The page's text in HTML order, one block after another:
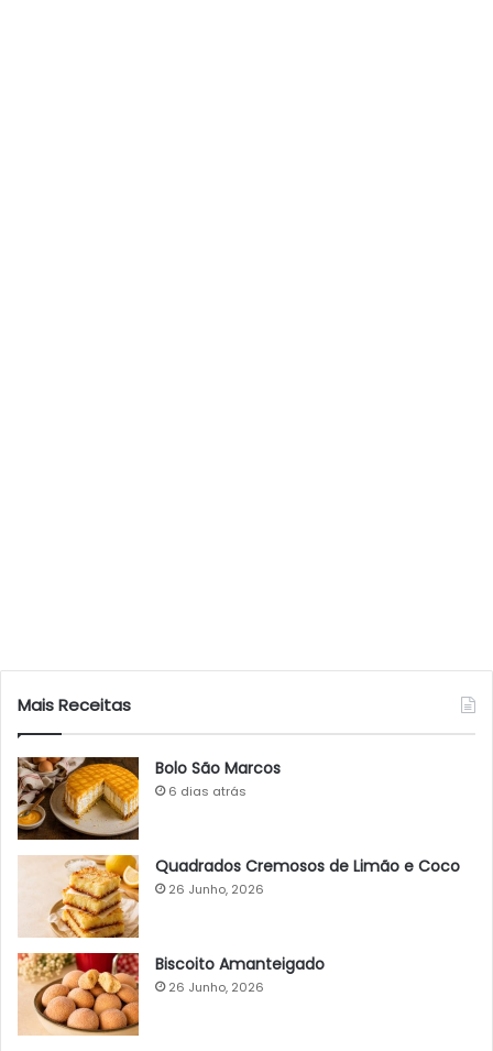
Mais Receitas
Bolo São Marcos
6 dias atrás
Quadrados Cremosos de Limão e Coco
26 Junho, 2026
Biscoito Amanteigado
26 Junho, 2026